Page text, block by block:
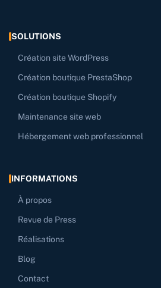
SOLUTIONS
Création site WordPress
Création boutique PrestaShop
Création boutique Shopify
Maintenance site web
Hébergement web professionnel
INFORMATIONS
À propos
Revue de Press
Réalisations
Blog
Contact